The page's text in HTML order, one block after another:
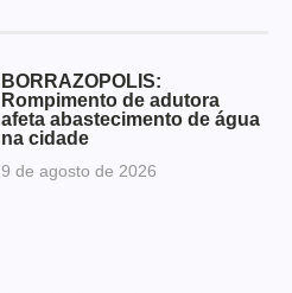
BORRAZÓPOLIS:
Rompimento de adutora
afeta abastecimento de água
na cidade
9 de agosto de 2026